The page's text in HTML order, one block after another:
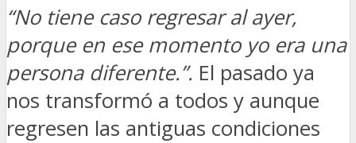
“No tiene caso regresar al ayer,
porque en ese momento yo era una
persona diferente.”. El pasado ya
nos transformó a todos y aunque
regresen las antiguas condiciones